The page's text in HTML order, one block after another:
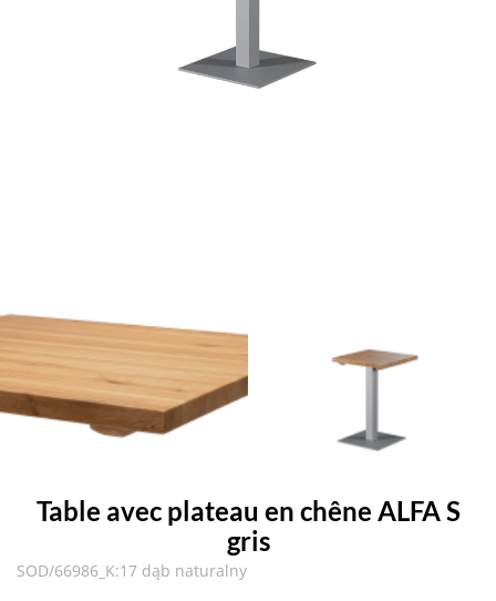
Table avec plateau en chêne ALFA S
gris
SOD/66986_K:17 dąb naturalny